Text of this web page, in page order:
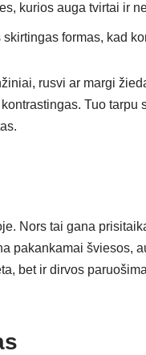
kurios auga tvirtai ir
formas, kad
rusvi ar margi
Tuo tarpu
Nors tai gana
pakankamai šviesos,
bet ir dirvos